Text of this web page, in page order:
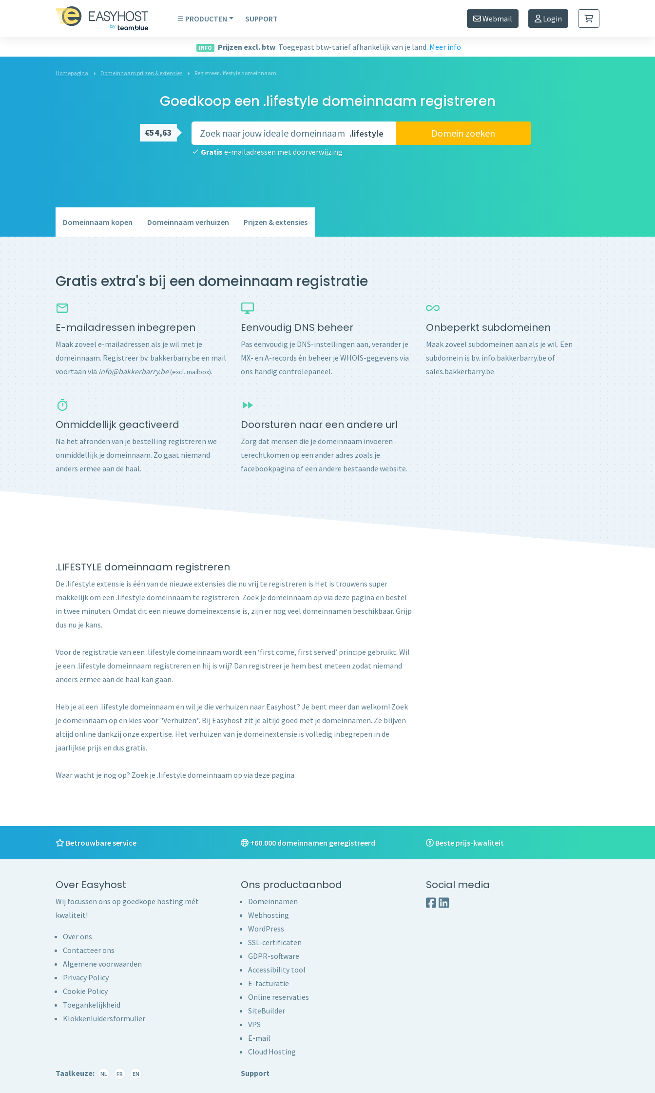
PRODUCTEN SUPPORT Webmail Login
INFO Prijzen excl. btw: Toegepast btw-tarief afhankelijk van je land. Meer info
Homepagina Domeinnaam prijzen & extensies Registreer .lifestyle domeinnaam
Goedkoop een .lifestyle domeinnaam registreren
€54,63 .lifestyle
Gratise-mailadressen met doorverwijzing
Domein zoeken
Domeinnaam kopen Domeinnaam verhuizen Prijzen & extensies
Gratis extra's bij een domeinnaam registratie
E-mailadressen inbegrepen
Maak zoveel e-mailadressen als je wil met je
domeinnaam. Registreer bv. bakkerbarry.be en mail
voortaan via info@bakkerbarry.be(excl. mailbox).
Eenvoudig DNS beheer
Pas eenvoudig je DNS-instellingen aan, verander je
MX- en A-records én beheer je WHOIS-gegevens via
ons handig controlepaneel.
Onbeperkt subdomeinen
Maak zoveel subdomeinen aan als je wil. Een
subdomein is bv. info.bakkerbarry.be of
sales.bakkerbarry.be.
Onmiddellijk geactiveerd
Na het afronden van je bestelling registreren we
onmiddellijk je domeinnaam. Zo gaat niemand
anders ermee aan de haal.
Doorsturen naar een andere url
Zorg dat mensen die je domeinnaam invoeren
terechtkomen op een ander adres zoals je
facebookpagina of een andere bestaande website.
.LIFESTYLE domeinnaam registreren
De .lifestyle extensie is één van de nieuwe extensies die nu vrij te registreren is.Het is trouwens super
makkelijk om een .lifestyle domeinnaam te registreren. Zoek je domeinnaam op via deze pagina en bestel
in twee minuten. Omdat dit een nieuwe domeinextensie is, zijn er nog veel domeinnamen beschikbaar. Grijp
dus nu je kans.
Voor de registratie van een .lifestyle domeinnaam wordt een ‘first come, first served’ principe gebruikt. Wil
je een .lifestyle domeinnaam registreren en hij is vrij? Dan registreer je hem best meteen zodat niemand
anders ermee aan de haal kan gaan.
Heb je al een .lifestyle domeinnaam en wil je die verhuizen naar Easyhost? Je bent meer dan welkom! Zoek
je domeinnaam op en kies voor "Verhuizen". Bij Easyhost zit je altijd goed met je domeinnamen. Ze blijven
altijd online dankzij onze expertise. Het verhuizen van je domeinextensie is volledig inbegrepen in de
jaarlijkse prijs en dus gratis.
Waar wacht je nog op? Zoek je .lifestyle domeinnaam op via deze pagina.
Betrouwbare service +60.000 domeinnamen geregistreerd Beste prijs-kwaliteit
Over Easyhost
Wij focussen ons op goedkope hosting mét
kwaliteit!
Over ons
Contacteer ons
Algemene voorwaarden
Privacy Policy
Cookie Policy
Toegankelijkheid
Klokkenluidersformulier
Ons productaanbod
Domeinnamen
Webhosting
WordPress
SSL-certificaten
GDPR-software
Accessibility tool
E-facturatie
Online reservaties
SiteBuilder
VPS
E-mail
Cloud Hosting
Social media
Taalkeuze: NL FR EN Support